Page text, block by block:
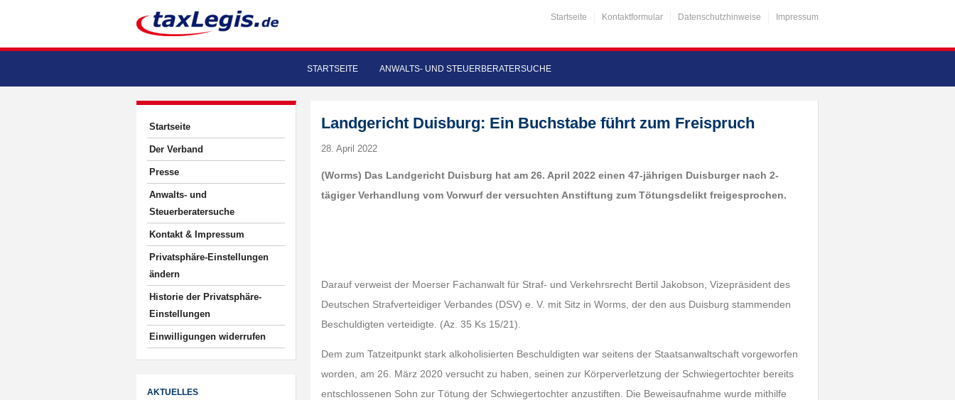
Startseite Kontaktformular Datenschutzhinweise Impressum
STARTSEITE ANWALTS- UND STEUERBERATERSUCHE
Startseite
Der Verband
Presse
Anwalts- und
Steuerberatersuche
Kontakt & Impressum
Privatsphäre-Einstellungen
ändern
Historie der Privatsphäre-
Einstellungen
Einwilligungen widerrufen
AKTUELLES
Landgericht Duisburg: Ein Buchstabe führt zum Freispruch
28. April 2022
(Worms) Das Landgericht Duisburg hat am 26. April 2022 einen 47-jährigen Duisburger nach 2-
tägiger Verhandlung vom Vorwurf der versuchten Anstiftung zum Tötungsdelikt freigesprochen.
Darauf verweist der Moerser Fachanwalt für Straf- und Verkehrsrecht Bertil Jakobson, Vizepräsident des
Deutschen Strafverteidiger Verbandes (DSV) e. V. mit Sitz in Worms, der den aus Duisburg stammenden
Beschuldigten verteidigte. (Az. 35 Ks 15/21).
Dem zum Tatzeitpunkt stark alkoholisierten Beschuldigten war seitens der Staatsanwaltschaft vorgeworfen
worden, am 26. März 2020 versucht zu haben, seinen zur Körperverletzung der Schwiegertochter bereits
entschlossenen Sohn zur Tötung der Schwiegertochter anzustiften. Die Beweisaufnahme wurde mithilfe